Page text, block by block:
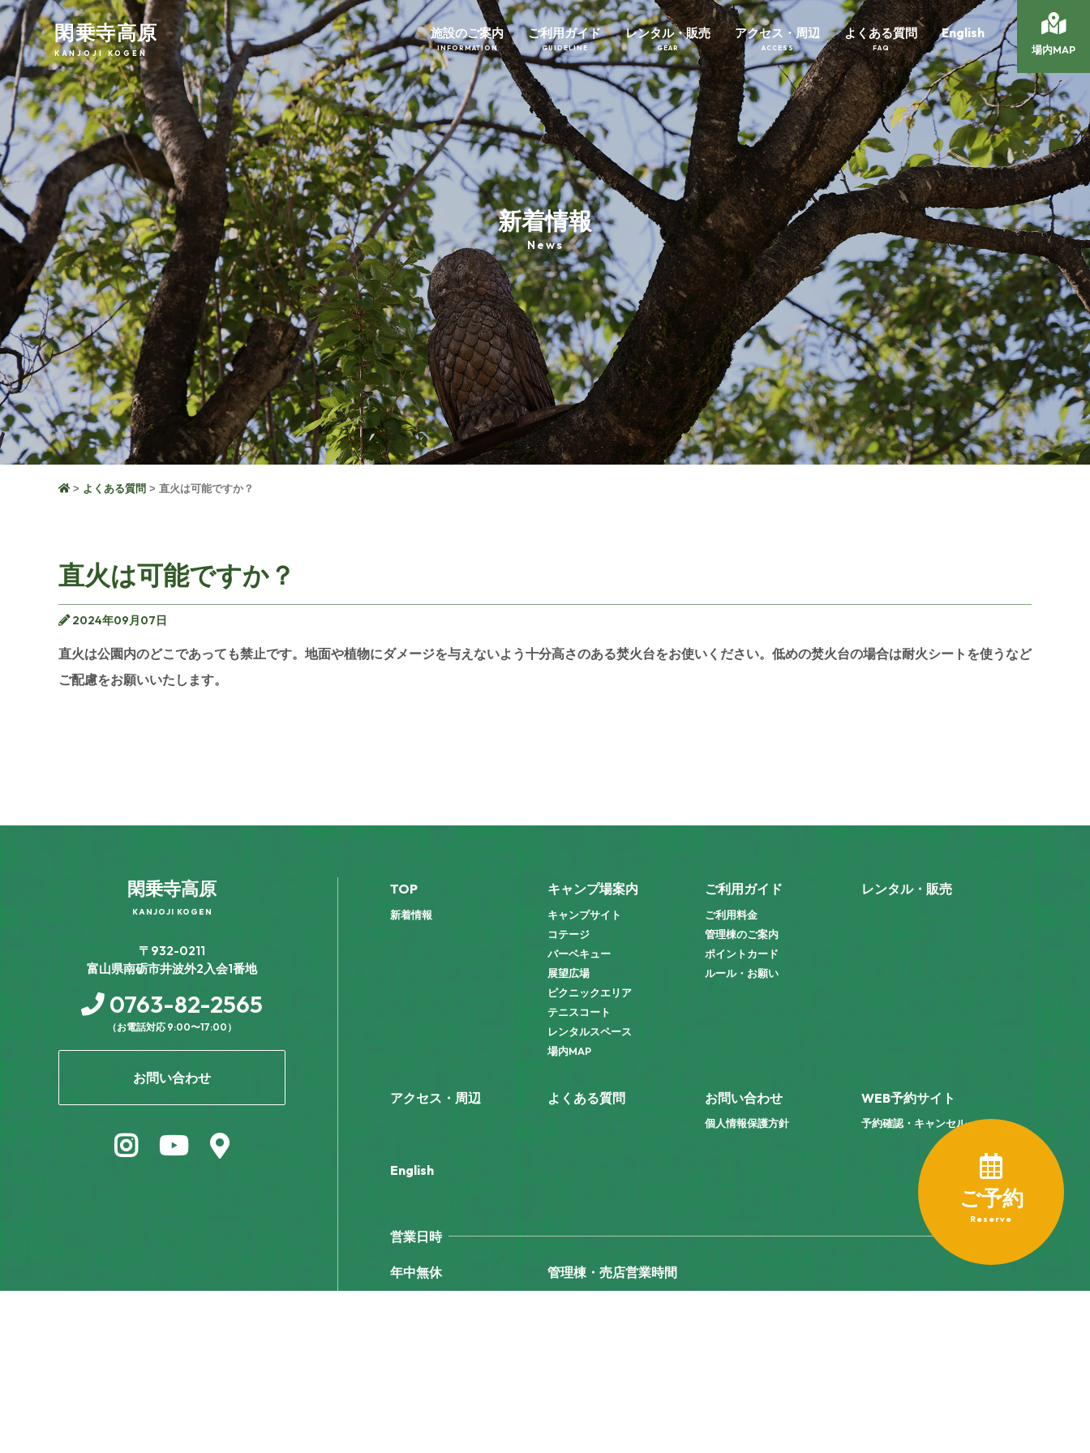
閑乗寺高原
KANJOJI KOGEN
施設のご案内
INFORMATION
ご利用ガイド
GUIDELINE
レンタル・販売
GEAR
アクセス・周辺
ACCESS
よくある質問
FAQ
English
新着情報
News
よくある質問 直火は可能ですか？
直火は可能ですか？
2024年09月07日
直火は公園内のどこであっても禁止です。地面や植物にダメージを与えないよう十分高さのある焚火台をお使いください。低めの焚火台の場合は耐火シートを使うなど
ご配慮をお願いいたします。
閑乗寺高原
KANJOJI KOGEN
〒932-0211
富山県南砺市井波外2入会1番地
0763-82-2565
（お電話対応 9:00〜17:00）
お問い合わせ
TOP
新着情報
キャンプ場案内
キャンプサイト
コテージ
バーベキュー
展望広場
ピクニックエリア
テニスコート
レンタルスペース
場内MAP
ご利用ガイド
ご利用料金
管理棟のご案内
ポイントカード
ルール・お願い
レンタル・販売
アクセス・周辺 よくある質問 お問い合わせ
個人情報保護方針
WEB予約サイト
予約確認・キャンセル
English
営業日時
年中無休 管理棟・売店営業時間
場内MAP
ご予約
Reserve